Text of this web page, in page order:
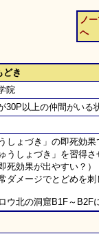
ノ
へ
き
院
30P以上の仲間がいる
しょづき」の即死効
うしょづき」を習得
死効果が出やすい？）
ダメージでとどめを
ウ北の洞窟B1F～B2F